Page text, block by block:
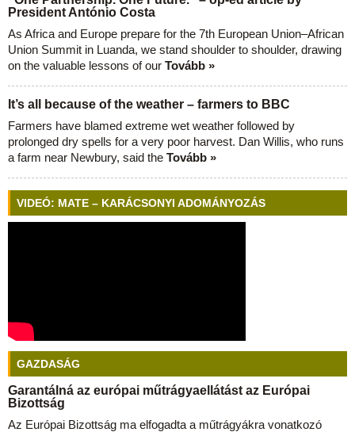
President António Costa
As Africa and Europe prepare for the 7th European Union–African
Union Summit in Luanda, we stand shoulder to shoulder, drawing
on the valuable lessons of our Tovább »
It’s all because of the weather – farmers to BBC
Farmers have blamed extreme wet weather followed by
prolonged dry spells for a very poor harvest. Dan Willis, who runs
a farm near Newbury, said the Tovább »
VIDEÓ: MATE – KARÁCSONYI ADOMÁNYOZÁS
GAZDASÁG
Garantálná az európai műtrágyaellátást az Európai
Bizottság
Az Európai Bizottság ma elfogadta a műtrágyákra vonatkozó